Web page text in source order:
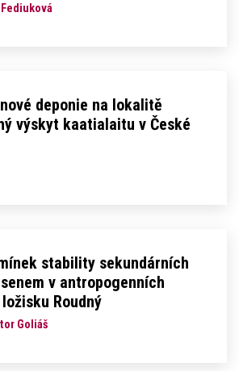
deponie na lokalitě
výskyt kaatialaitu v České
stability sekundárních
v antropogenních
Roudný
Goliáš